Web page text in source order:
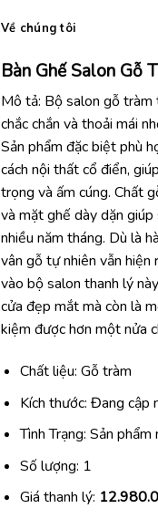
Về chúng tôi
Bàn Ghế Salon Gỗ
Mô tả: Bộ salon gỗ tràm
chắc chắn và thoải mái
Sản phẩm đặc biệt phù
cách nội thất cổ điển,
trọng và ấm cúng. Chất
và mặt ghế dày dặn
nhiều năm tháng. Dù là
vân gỗ tự nhiên vẫn
vào bộ salon thanh lý
cửa đẹp mắt mà còn là
kiệm được hơn một nửa
Chất liệu: Gỗ tràm
Kích thước: Đang cập
Tình Trạng: Sản
Số lượng: 1
Giá thanh lý: